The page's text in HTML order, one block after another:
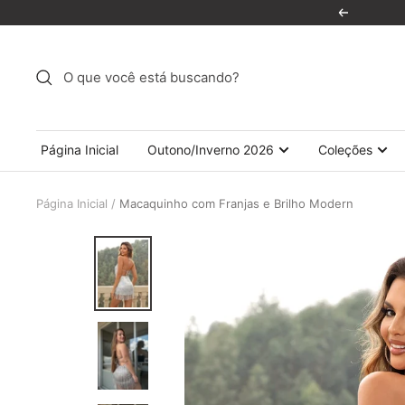
conteúdo
Anterior
Página Inicial Outono/Inverno 2026 Coleções
Página Inicial Macaquinho com Franjas e Brilho Modern